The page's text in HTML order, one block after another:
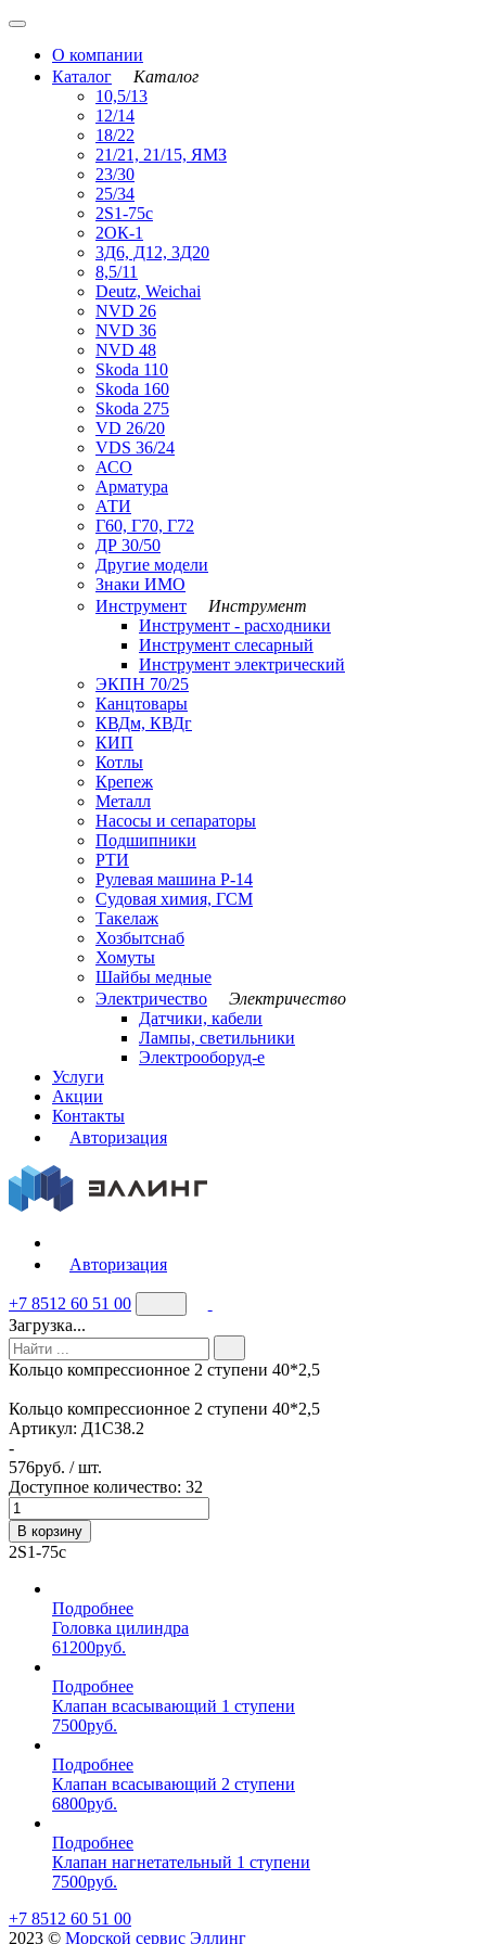
О компании
Каталог
Каталог
10,5/13
12/14
18/22
21/21, 21/15, ЯМЗ
23/30
25/34
2S1-75с
2ОК-1
3Д6, Д12, 3Д20
8,5/11
Deutz, Weichai
NVD 26
NVD 36
NVD 48
Skoda 110
Skoda 160
Skoda 275
VD 26/20
VDS 36/24
АСО
Арматура
АТИ
Г60, Г70, Г72
ДР 30/50
Другие модели
Знаки ИМО
Инструмент
Инструмент
Инструмент - расходники
Инструмент слесарный
Инструмент электрический
ЭКПН 70/25
Канцтовары
КВДм, КВДг
КИП
Котлы
Крепеж
Металл
Насосы и сепараторы
Подшипники
РТИ
Рулевая машина Р-14
Судовая химия, ГСМ
Такелаж
Хозбытснаб
Хомуты
Шайбы медные
Электричество
Электричество
Датчики, кабели
Лампы, светильники
Электрооборуд-е
Услуги
Акции
Контакты
Авторизация
Авторизация
+7 8512 60 51 00
Загрузка...
Кольцо компрессионное 2 ступени 40*2,5
Кольцо компрессионное 2 ступени 40*2,5
Артикул: Д1С38.2
-
576руб. / шт.
Доступное количество: 32
В корзину
2S1-75с
Подробнее
Головка цилиндра
61200руб.
Подробнее
Клапан всасывающий 1 ступени
7500руб.
Подробнее
Клапан всасывающий 2 ступени
6800руб.
Подробнее
Клапан нагнетательный 1 ступени
7500руб.
+7 8512 60 51 00
2023 ©️ Морской сервис Эллинг